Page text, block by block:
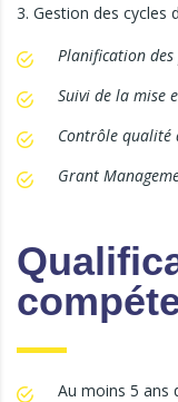
3. Gestion des cycles
Planification
Suivi de la mise
Contrôle qualité
Grant
Au moins 5 ans